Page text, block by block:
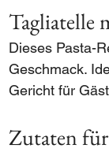
Tagliatelle
Dieses Pasta-
Geschmack.
Gericht für
Zutaten für